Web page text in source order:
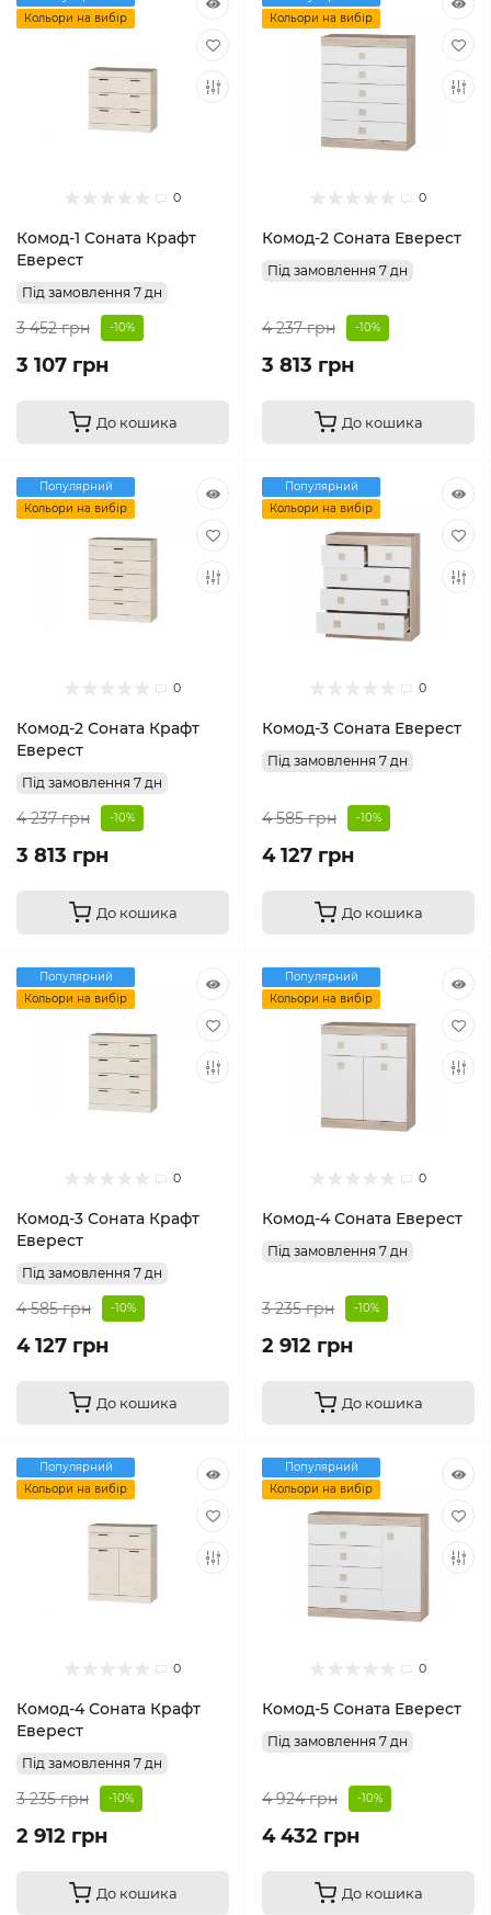
Кольори на вибір
0
Комод-1 Соната Крафт
Еверест
Під замовлення 7 дн
3 452 грн -10%
3 107 грн
До кошика
Кольори на вибір
0
Комод-2 Соната Еверест
Під замовлення 7 дн
4 237 грн -10%
3 813 грн
До кошика
Популярний
Кольори на вибір
0
Комод-2 Соната Крафт
Еверест
Під замовлення 7 дн
4 237 грн -10%
3 813 грн
До кошика
Популярний
Кольори на вибір
0
Комод-3 Соната Еверест
Під замовлення 7 дн
4 585 грн -10%
4 127 грн
До кошика
Популярний
Кольори на вибір
0
Комод-3 Соната Крафт
Еверест
Під замовлення 7 дн
4 585 грн -10%
4 127 грн
До кошика
Популярний
Кольори на вибір
0
Комод-4 Соната Еверест
Під замовлення 7 дн
3 235 грн -10%
2 912 грн
До кошика
Популярний
Кольори на вибір
0
Комод-4 Соната Крафт
Еверест
Під замовлення 7 дн
3 235 грн -10%
2 912 грн
До кошика
Популярний
Кольори на вибір
0
Комод-5 Соната Еверест
Під замовлення 7 дн
4 924 грн -10%
4 432 грн
До кошика